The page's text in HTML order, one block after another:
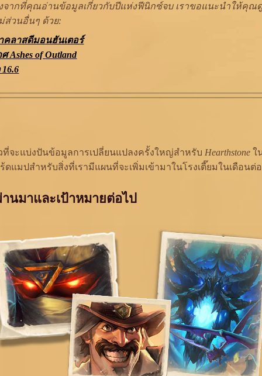
จากที่คุณอ่านข้อมูลเกี่ยวกับปีแห่งฟีนิกซ์จบ เราขอแนะนำให้คุณ
ส่วนอื่นๆ ด้วย:
คลาสดีมอนฮันเตอร์
Ashes of Outland
ที่จะแบ่งปันข้อมูลการเปลี่ยนแปลงครั้งใหญ่สำหรับHearthstone ใ
ดแมปสำหรับสิ่งที่เรามีแผนที่จะเพิ่มเข้ามาในโรงเตี๊ยมในเดือนต่
นมาและเป้าหมายต่อไป